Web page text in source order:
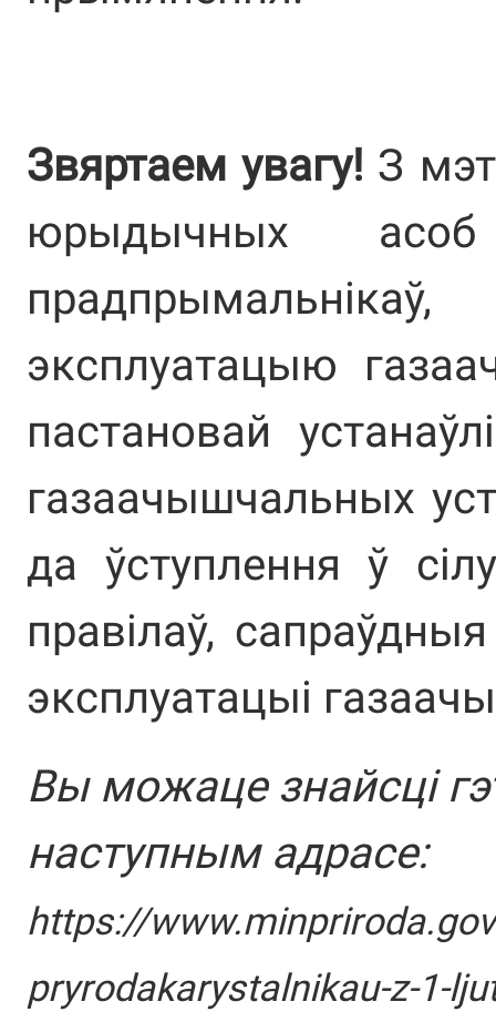
Звяртаем увагу! З
юрыдычных асоб
эксплуатацыю
пастановай
газаачышчальных
да ўступлення ў
правілаў,
эксплуатацыі
Вы можаце знайсці
наступным адрасе:
https://
pryrodakarystalnikau-z-1-